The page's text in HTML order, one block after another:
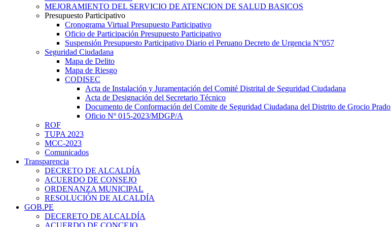
MEJORAMIENTO DEL SERVICIO DE ATENCION DE SALUD BASICOS
Presupuesto Participativo
Cronograma Virtual Presupuesto Participativo
Oficio de Participación Presupuesto Participativo
Suspensión Presupuesto Participativo Diario el Peruano Decreto de Urgencia N°057
Seguridad Ciudadana
Mapa de Delito
Mapa de Riesgo
CODISEC
Acta de Instalación y Juramentación del Comité Distrital de Seguridad Ciudadana
Acta de Designación del Secretario Técnico
Documento de Conformación del Comite de Seguridad Ciudadana del Distrito de Grocio Prado
Oficio Nº 015-2023/MDGP/A
ROF
TUPA 2023
MCC-2023
Comunicados
Transparencia
DECRETO DE ALCALDÍA
ACUERDO DE CONSEJO
ORDENANZA MUNICIPAL
RESOLUCIÓN DE ALCALDÍA
GOB.PE
DECERETO DE ALCALDÍA
ACUERDO DE CONCEJO